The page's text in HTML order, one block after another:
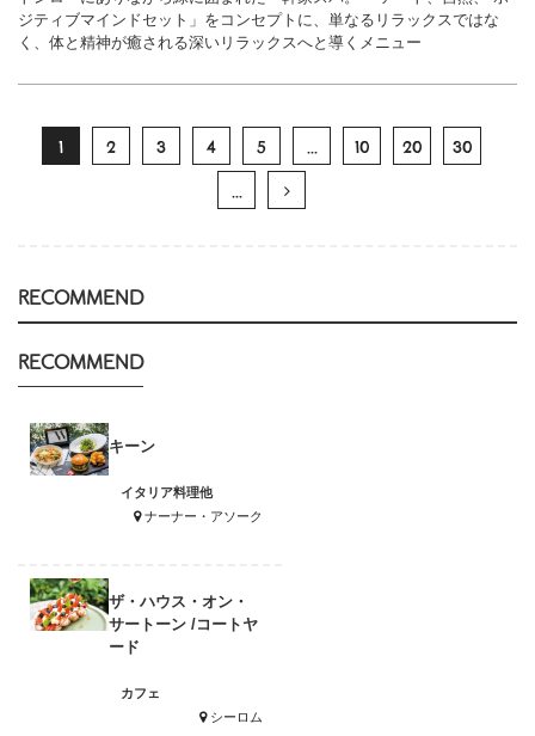
ジティブマインドセット」をコンセプトに、単なるリラックスではな
く、体と精神が癒される深いリラックスへと導くメニュー
1 2 3 4 5 ... 10 20 30
...
RECOMMEND
RECOMMEND
キーン
イタリア料理他
ナーナー・アソーク
ザ・ハウス・オン・
サートーン /コートヤ
ード
カフェ
シーロム